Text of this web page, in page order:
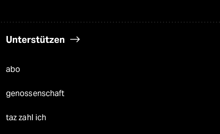
Unterstützen
abo
genossenschaft
taz zahl ich